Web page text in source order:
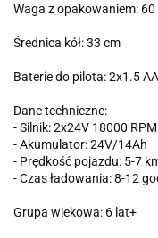
Waga z opakowaniem: 60
Średnica kół: 33 cm
Baterie do pilota: 2x1.5
Dane techniczne:
- Silnik: 2x24V 18000 RPM
- Akumulator: 24V/14Ah
- Prędkość pojazdu: 5-7
- Czas ładowania: 8-12
Grupa wiekowa: 6 lat+